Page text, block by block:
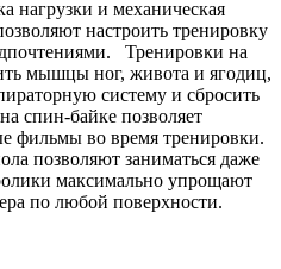
нагрузки и механическая
настроить тренировку
Тренировки на
мышцы ног, живота и ягодиц,
систему и сбросить
спин-байке позволяет
фильмы во время тренировки.
позволяют заниматься даже
максимально упрощают
по любой поверхности.